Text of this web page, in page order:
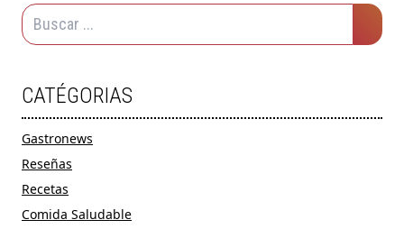
CATÉGORIAS
Gastronews
Reseñas
Recetas
Comida Saludable